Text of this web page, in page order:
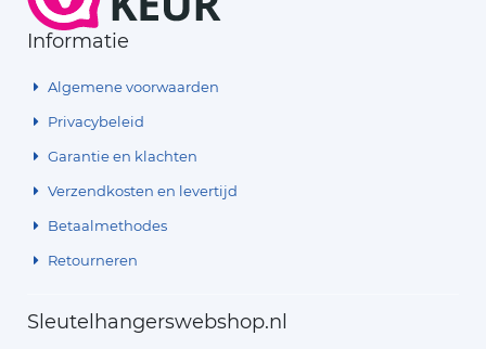
Informatie
Algemene voorwaarden
Privacybeleid
Garantie en klachten
Verzendkosten en levertijd
Betaalmethodes
Retourneren
Sleutelhangerswebshop.nl